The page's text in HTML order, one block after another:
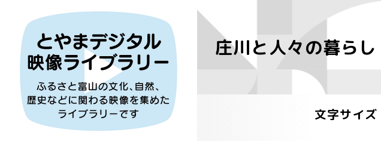
すべての映像
富山県映像センターYouTubeチャ
庄川と人々の暮ら
文字サイズ